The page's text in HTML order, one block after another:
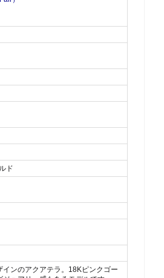
ド
ンのアクアテラ。18Kピンクゴー